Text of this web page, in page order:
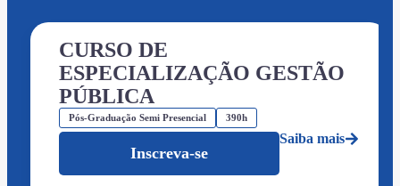
CURSO DE
ESPECIALIZAÇÃO GESTÃO
PÚBLICA
Pós-Graduação Semi Presencial 390h
Inscreva-se
Saiba mais